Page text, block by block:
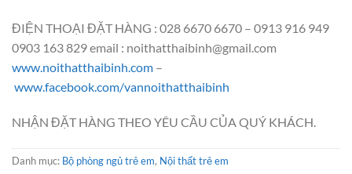
ĐIỆN THOẠI ĐẶT HÀNG : 028 6670 6670 – 0913 916 949
0903 163 829 email : noithatthaibinh@gmail.com
www.noithatthaibinh.com –
www.facebook.com/vannoithatthaibinh
NHẬN ĐẶT HÀNG THEO YÊU CẦU CỦA QUÝ KHÁCH.
Danh mục: Bộ phòng ngủ trẻ em, Nội thất trẻ em